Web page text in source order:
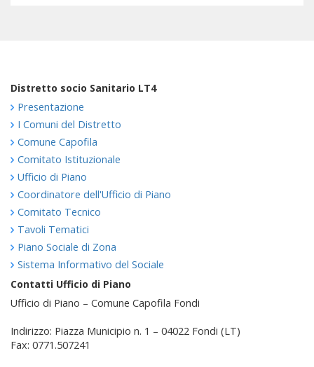
Distretto socio Sanitario LT4
Presentazione
I Comuni del Distretto
Comune Capofila
Comitato Istituzionale
Ufficio di Piano
Coordinatore dell'Ufficio di Piano
Comitato Tecnico
Tavoli Tematici
Piano Sociale di Zona
Sistema Informativo del Sociale
Contatti Ufficio di Piano
Ufficio di Piano – Comune Capofila Fondi
Indirizzo: Piazza Municipio n. 1 – 04022 Fondi (LT)
Fax: 0771.507241